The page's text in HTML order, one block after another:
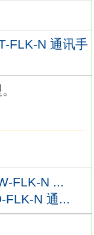
FLK-N 通讯手
台。
台欧姆龙
带端子块的
FLK-N ...
FLK-N 通...